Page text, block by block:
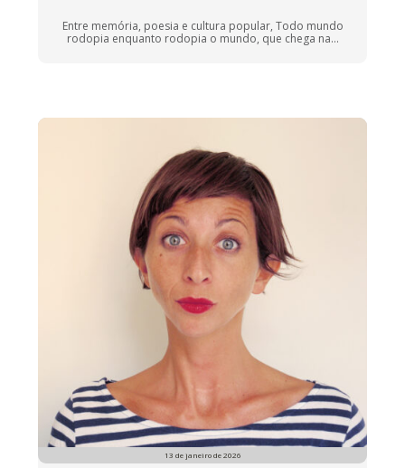
Entre memória, poesia e cultura popular, Todo mundo
rodopia enquanto rodopia o mundo, que chega na...
13 de janeiro de 2026